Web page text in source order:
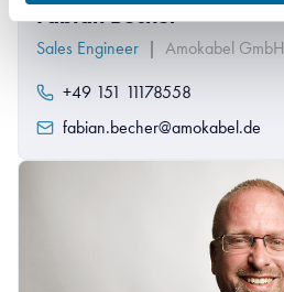
Fabian Becher
Sales Engineer | Amokabel GmbH
+49 151 11178558
fabian.becher@amokabel.de